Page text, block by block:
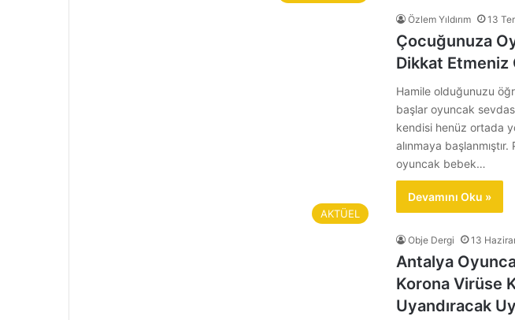
Özlem Yıldırım 13
Çocuğunuza
Dikkat Etmeniz
Hamile olduğunuzu
başlar oyuncak
kendisi henüz ortada
alınmaya
oyuncak bebek…
Devamını Oku »
AKTÜEL
Obje Dergi 13
Antalya
Korona Virüse
Uyandıracak